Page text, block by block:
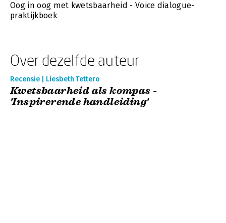
Oog in oog met kwetsbaarheid - Voice dialogue-
praktijkboek
Over dezelfde auteur
Recensie | Liesbeth Tettero
Kwetsbaarheid als kompas -
'Inspirerende handleiding'